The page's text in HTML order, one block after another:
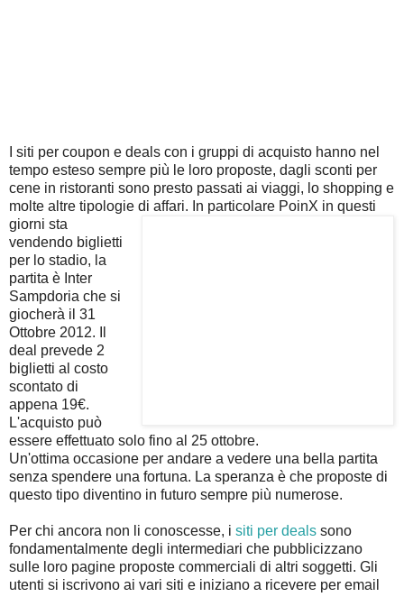
I siti per coupon e deals con i gruppi di acquisto hanno nel
tempo esteso sempre più le loro proposte, dagli sconti per
cene in ristoranti sono presto passati ai viaggi, lo shopping e
molte altre tipologie di affari. In particolare PoinX in questi
giorni sta
vendendo biglietti
per lo stadio, la
partita è Inter
Sampdoria che si
giocherà il 31
Ottobre 2012. Il
deal prevede 2
biglietti al costo
scontato di
appena 19€.
L'acquisto può
essere effettuato solo fino al 25 ottobre.
Un'ottima occasione per andare a vedere una bella partita
senza spendere una fortuna. La speranza è che proposte di
questo tipo diventino in futuro sempre più numerose.
Per chi ancora non li conoscesse, i siti per deals sono
fondamentalmente degli intermediari che pubblicizzano
sulle loro pagine proposte commerciali di altri soggetti. Gli
utenti si iscrivono ai vari siti e iniziano a ricevere per email